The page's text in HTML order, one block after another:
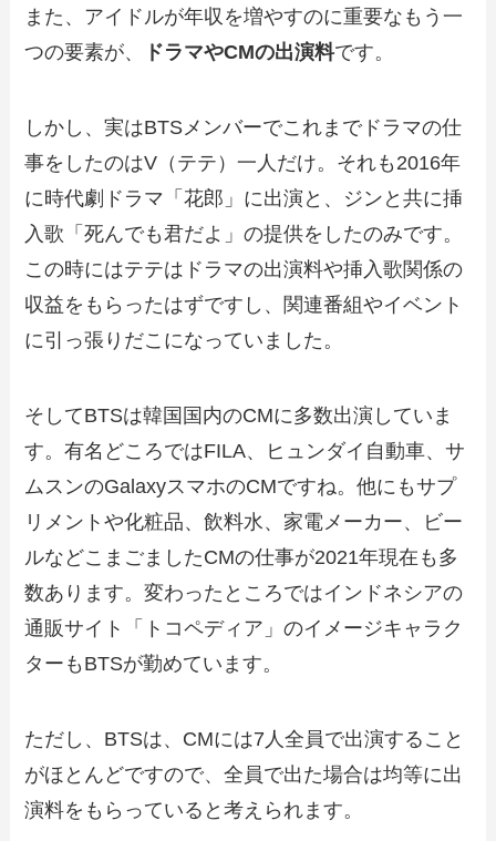
また、アイドルが年収を増やすのに重要なもう一
つの要素が、
ドラマやCMの出演料です。
しかし、実はBTSメンバーでこれまでドラマの仕
事をしたのはV（テテ）一人だけ。それも2016年
に時代劇ドラマ「花郎」に出演と、ジンと共に挿
入歌「死んでも君だよ」の提供をしたのみです。
この時にはテテはドラマの出演料や挿入歌関係の
収益をもらったはずですし、関連番組やイベント
に引っ張りだこになっていました。
そしてBTSは韓国国内のCMに多数出演していま
す。有名どころではFILA、ヒュンダイ自動車、サ
ムスンのGalaxyスマホのCMですね。他にもサプ
リメントや化粧品、飲料水、家電メーカー、ビー
ルなどこまごましたCMの仕事が2021年現在も多
数あります。変わったところではインドネシアの
通販サイト「トコペディア」のイメージキャラク
ターもBTSが勤めています。
ただし、BTSは、CMには7人全員で出演すること
がほとんどですので、全員で出た場合は均等に出
演料をもらっていると考えられます。